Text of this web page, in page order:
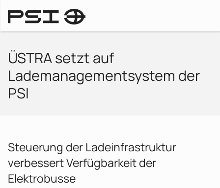
ÜSTRA setzt auf
Lademanagementsystem der
PSI
Steuerung der Ladeinfrastruktur
verbessert Verfügbarkeit der
Elektrobusse